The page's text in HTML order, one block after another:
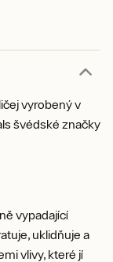
vyrobený v
švédské značky
vypadající
uklidňuje a
vlivy, které jí